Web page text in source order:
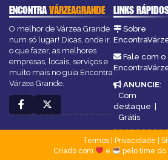
ENCONTRAVÁRZEAGRANDE
O melhor de Várzea Grande
num só lugar! Dicas, onde ir,
o que fazer, as melhores
empresas, locais, serviços e
muito mais no guia Encontra
Várzea Grande.
LINKS
Sobre
Fale com o
ANUNCIE:
Com
destaque |
Grátis
Termos| Privacidade
Criado com
e pelo time do